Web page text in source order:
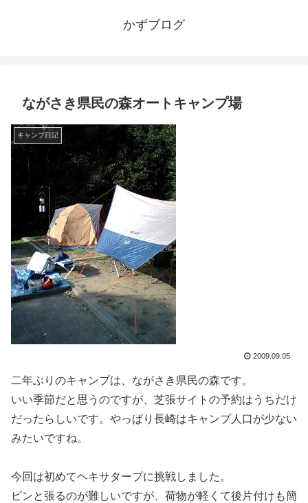
かずブログ
ながさき県民の森オートキャンプ場
キャンプ日記
2009.09.05
二年ぶりのキャンプは、ながさき県民の森です。
いい季節だと思うのですが、芝張サイトの予約はうちだけ
だったらしいです。やっぱり長崎はキャンプ人口が少ない
みたいですね。
今回は初めてヘキサタープに挑戦しました。
ピンと張るのが難しいですが、荷物が軽くて後片付けも簡